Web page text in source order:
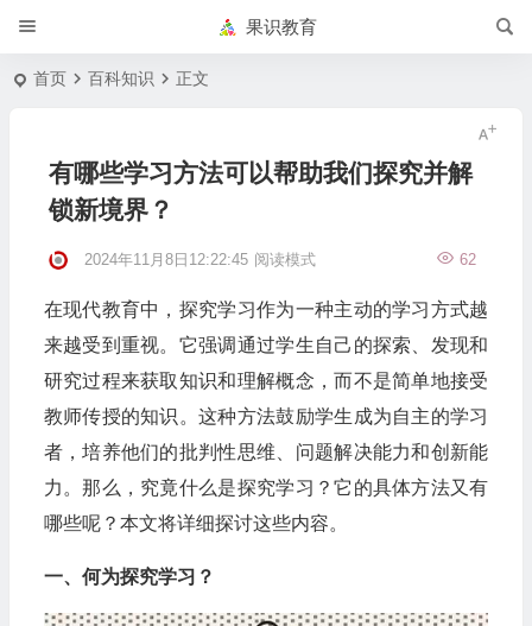
果识教育
首页 百科知识 正文
有哪些学习方法可以帮助我们探究并解
锁新境界？
2024年11月8日12:22:45 62
阅读模式
在现代教育中，探究学习作为一种主动的学习方式越
来越受到重视。它强调通过学生自己的探索、发现和
研究过程来获取知识和理解概念，而不是简单地接受
教师传授的知识。这种方法鼓励学生成为自主的学习
者，培养他们的批判性思维、问题解决能力和创新能
力。那么，究竟什么是探究学习？它的具体方法又有
哪些呢？本文将详细探讨这些内容。
一、何为探究学习？